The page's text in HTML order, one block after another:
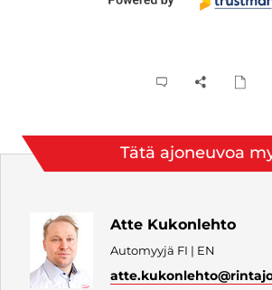
Tätä ajoneuvoa
Atte Kukonlehto
Automyyjä FI | EN
atte.kukonlehto